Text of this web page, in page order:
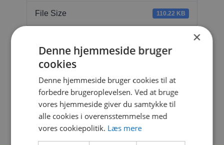
File Size 110.22 KB
Create Date
Last Updated
BEAR CANNON
×
Denne hjemmeside bruger
cookies
Denne hjemmeside bruger cookies til at
forbedre brugeroplevelsen. Ved at bruge
vores hjemmeside giver du samtykke til
alle cookies i overensstemmelse med
vores cookiepolitik. Læs mere